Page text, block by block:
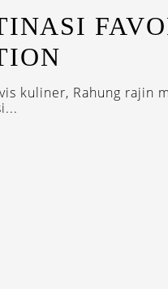
kuliner, Rahung rajin